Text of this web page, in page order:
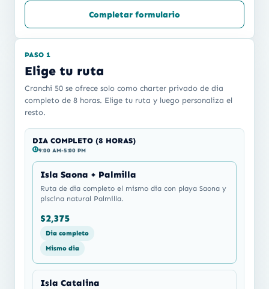
PASO 1
Elige tu ruta
Cranchi 50 se ofrece solo como charter privado de dia
completo de 8 horas. Elige tu ruta y luego personaliza el
resto.
DIA COMPLETO (8 HORAS)
9:00 AM-5:00 PM
Isla Saona + Palmilla
Ruta de dia completo el mismo dia con playa Saona y
piscina natural Palmilla.
$2,375
Dia completo
Mismo dia
Isla Catalina
Completar formulario